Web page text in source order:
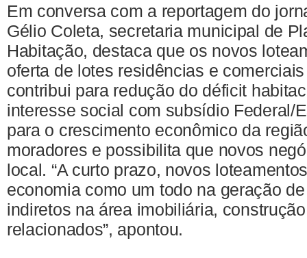
Em conversa com a reportagem do
Gélio Coleta, secretaria municipal de
Habitação, destaca que os novos
oferta de lotes residências e
contribui para redução do déficit
interesse social com subsídio Federal/
para o crescimento econômico da
moradores e possibilita que novos
local. “A curto prazo, novos
economia como um todo na geração
indiretos na área imobiliária,
relacionados”, apontou.